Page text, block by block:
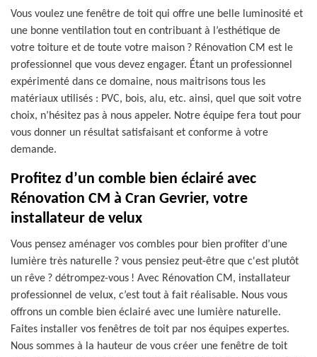
Vous voulez une fenêtre de toit qui offre une belle luminosité et
une bonne ventilation tout en contribuant à l’esthétique de
votre toiture et de toute votre maison ? Rénovation CM est le
professionnel que vous devez engager. Étant un professionnel
expérimenté dans ce domaine, nous maitrisons tous les
matériaux utilisés : PVC, bois, alu, etc. ainsi, quel que soit votre
choix, n’hésitez pas à nous appeler. Notre équipe fera tout pour
vous donner un résultat satisfaisant et conforme à votre
demande.
Profitez d’un comble bien éclairé avec
Rénovation CM à Cran Gevrier, votre
installateur de velux
Vous pensez aménager vos combles pour bien profiter d’une
lumière très naturelle ? vous pensiez peut-être que c'est plutôt
un rêve ? détrompez-vous ! Avec Rénovation CM, installateur
professionnel de velux, c’est tout à fait réalisable. Nous vous
offrons un comble bien éclairé avec une lumière naturelle.
Faites installer vos fenêtres de toit par nos équipes expertes.
Nous sommes à la hauteur de vous créer une fenêtre de toit